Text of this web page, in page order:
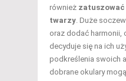
również zatuszować
twarzy. Duże
oraz dodać harmonii,
decyduje się na ich
podkreślenia swoich
dobrane okulary